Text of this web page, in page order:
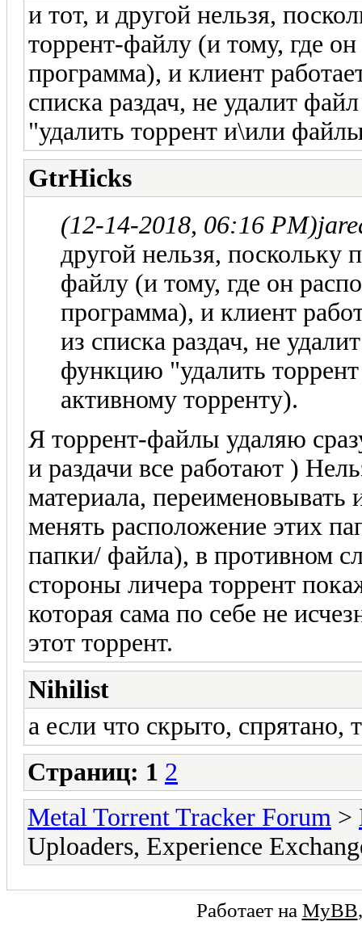
и тот, и другой нельзя,
торрент-файлу (и тому, где
программа), и клиент
списка раздач, не удалит
"удалить торрент и\или
GtrHicks
(12-14-2018, 06:16 PM)
другой нельзя, поскольку
файлу (и тому, где он
программа), и клиент
из списка раздач, не
функцию "удалить
активному торренту).
Я торрент-файлы удаляю
и раздачи все работают )
материала,
менять расположение этих
папки/ файла), в противном
стороны личера торрент
которая сама по себе не
этот торрент.
Nihilist
а если что скрыто, спрятано,
Страниц: 1 2
Metal Torrent Tracker Forum >
Uploaders, Experience
Работает на MyBB